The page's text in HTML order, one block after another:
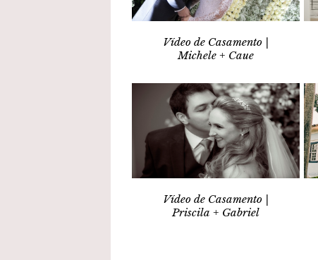
Vídeo de Casamento |
Michele + Caue
Vídeo de Casamento |
Priscila + Gabriel